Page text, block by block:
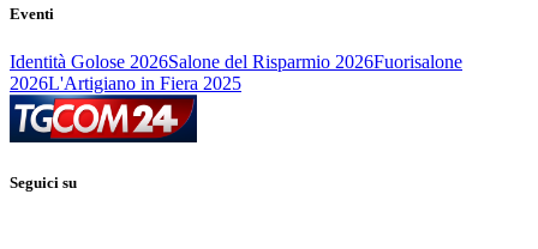
Eventi
Identità Golose 2026Salone del Risparmio 2026Fuorisalone
2026L'Artigiano in Fiera 2025
Seguici su